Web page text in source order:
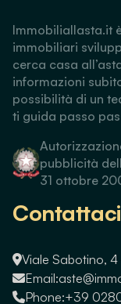
Immobiliallasta.it
immobiliari
cerca casa
informazioni
possibilità di un
ti guida passo
pubblicità
31 ottobre
Contattaci
Viale Sabotino,
Email:
Phone:+39